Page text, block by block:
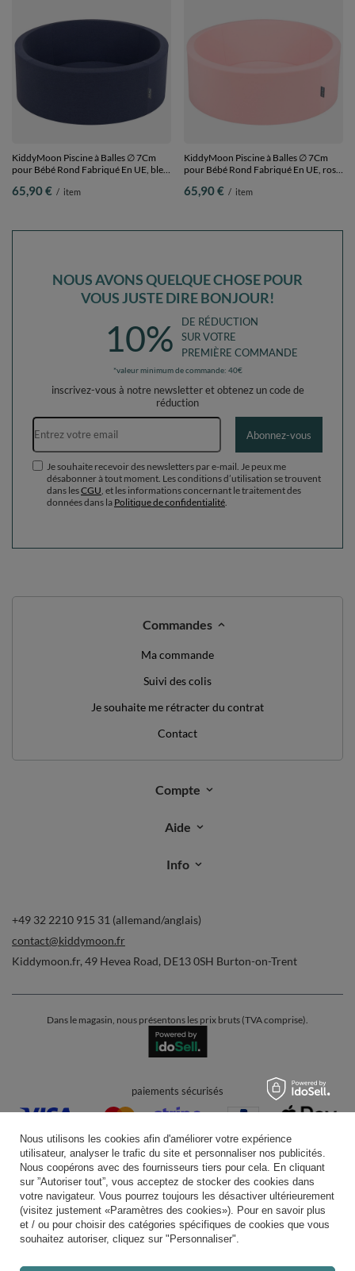
KiddyMoon Piscine à Balles ∅ 7Cm
pour Bébé Rond Fabriqué En UE, bleu
65,90 € / item
KiddyMoon Piscine à Balles ∅ 7Cm
pour Bébé Rond Fabriqué En UE, rose,
65,90 € / item
NOUS AVONS QUELQUE CHOSE POUR
VOUS JUSTE DIRE BONJOUR!
10%
DE RÉDUCTION
SUR VOTRE
PREMIÈRE COMMANDE
*valeur minimum de commande: 40€
inscrivez-vous à notre newsletter et obtenez un code de
réduction
Adresse e-mail
Abonnez-vous
Je souhaite recevoir des newsletters par e-mail. Je peux me
désabonner à tout moment. Les conditions d’utilisation se trouvent
dans lesCGU , et les informations concernant le traitement des
données dans la Politique de confidentialité
Commandes
Ma commande
Suivi des colis
Je souhaite me rétracter du contrat
Contact
Compte
Aide
Info
+49 32 2210 915 31 (allemand/anglais)
contact@kiddymoon.fr
Kiddymoon.fr, 49 Hevea Road, DE13 0SH Burton-on-Trent
Dans le magasin, nous présentons les prix bruts (TVA comprise).
paiements sécurisés
livraison pratique
Nous utilisons les cookies afin d'améliorer votre expérience
utilisateur, analyser le trafic du site et personnaliser nos publicités.
Nous coopérons avec des fournisseurs tiers pour cela. En cliquant
sur ”Autoriser tout”, vous acceptez de stocker des cookies dans
votre navigateur. Vous pourrez toujours les désactiver ultérieurement
(visitez justement «Paramètres des cookies»). Pour en savoir plus
et / ou pour choisir des catégories spécifiques de cookies que vous
souhaitez autoriser, cliquez sur "Personnaliser".